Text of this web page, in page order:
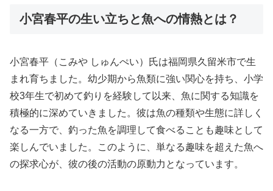
小宮春平の生い立ちと魚への情熱とは？
小宮春平（こみや しゅんぺい）氏は福岡県久留米市で生
まれ育ちました。幼少期から魚類に強い関心を持ち、小学
校3年生で初めて釣りを経験して以来、魚に関する知識を
積極的に深めていきました。彼は魚の種類や生態に詳しく
なる一方で、釣った魚を調理して食べることも趣味として
楽しんでいました。このように、単なる趣味を超えた魚へ
の探求心が、彼の後の活動の原動力となっています。